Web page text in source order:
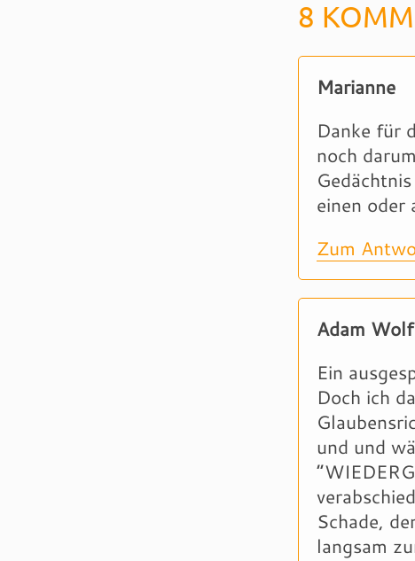
8
Marianne
Danke für
noch
einen oder
Zum
Adam Wolf
Ein
Doch ich
und und
Schade,
langsam